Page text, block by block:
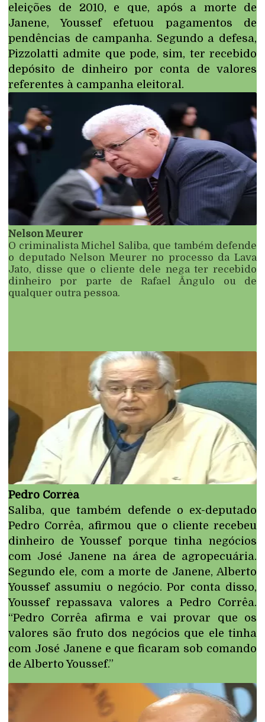
eleições de 2010, e que, após a morte de
Janene, Youssef efetuou pagamentos de
pendências de campanha. Segundo a defesa,
Pizzolatti admite que pode, sim, ter recebido
depósito de dinheiro por conta de valores
referentes à campanha eleitoral.
Nelson Meurer
O criminalista Michel Saliba, que também defende
o deputado Nelson Meurer no processo da Lava
Jato, disse que o cliente dele nega ter recebido
dinheiro por parte de Rafael Ângulo ou de
qualquer outra pessoa.
Pedro Corrêa
Saliba, que também defende o ex-deputado
Pedro Corrêa, afirmou que o cliente recebeu
dinheiro de Youssef porque tinha negócios
com José Janene na área de agropecuária.
Segundo ele, com a morte de Janene, Alberto
Youssef assumiu o negócio. Por conta disso,
Youssef repassava valores a Pedro Corrêa.
“Pedro Corrêa afirma e vai provar que os
valores são fruto dos negócios que ele tinha
com José Janene e que ficaram sob comando
de Alberto Youssef.”